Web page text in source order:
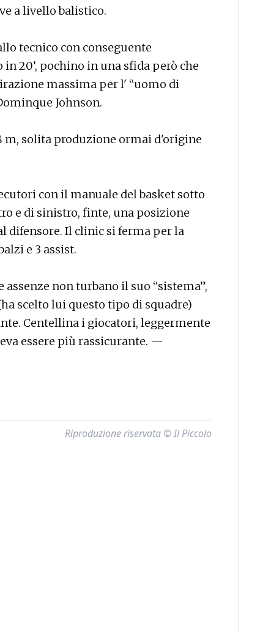
a livello balistico.
tecnico con conseguente
20’, pochino in una sfida però che
massima per l' “uomo di
Johnson.
m, solita produzione ormai d'origine
con il manuale del basket sotto
e di sinistro, finte, una posizione
difensore. Il clinic si ferma per la
e 3 assist.
assenze non turbano il suo “sistema”,
scelto lui questo tipo di squadre)
Centellina i giocatori, leggermente
essere più rassicurante. —
Riproduzione riservata © Il Piccolo